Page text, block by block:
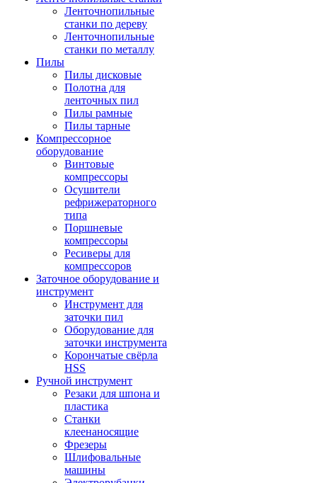
Ленточнопильные
станки по дереву
Ленточнопильные
станки по металлу
Пилы
Пилы дисковые
Полотна для
ленточных пил
Пилы рамные
Пилы тарные
Компрессорное
оборудование
Винтовые
компрессоры
Осушители
рефрижераторного
типа
Поршневые
компрессоры
Ресиверы для
компрессоров
Заточное оборудование и
инструмент
Инструмент для
заточки пил
Оборудование для
заточки инструмента
Корончатые свёрла
HSS
Ручной инструмент
Резаки для шпона и
пластика
Станки
клеенаносящие
Фрезеры
Шлифовальные
машины